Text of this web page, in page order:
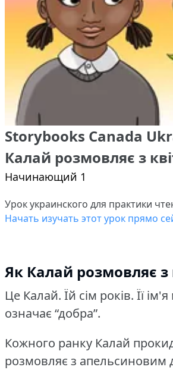
Storybooks Canada
Калай розмовляє з
Начинающий 1
Урок украинского для практики
Начать изучать этот урок прямо
Як Калай розмовляє з
Це Калай. Їй сім років. Її
означає “добра”.
Кожного ранку Калай
розмовляє з апельсиновим